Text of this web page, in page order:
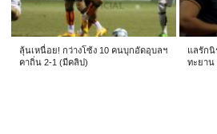
ลุ้นเหนื่อย! กว่างโซ้ง 10 คนบุกอัดอุบลฯ
คาถิ่น 2-1 (มีคลิป)
แลรักนิ
ทะยาน